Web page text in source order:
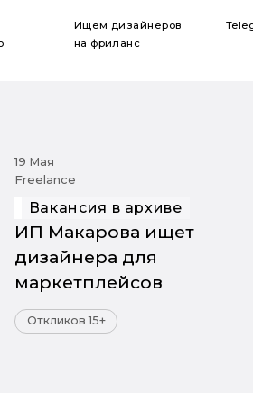
Ищем дизайнеров
на фриланс
19 Мая
Freelance
Вакансия в архиве
ИП Макарова ищет
дизайнера для
маркетплейсов
Откликов 15+